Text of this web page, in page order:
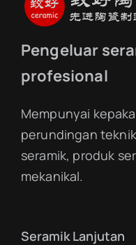
Pengeluar
profesional
Mempunyai
perundingan
seramik, produk
mekanikal.
Seramik Lanjutan